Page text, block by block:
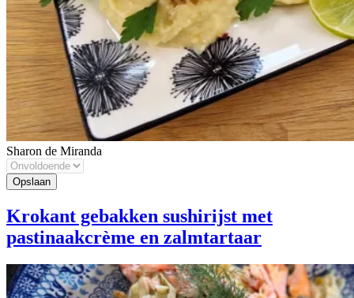
Sharon de Miranda
Krokant gebakken sushirijst met
pastinaakcrème en zalmtartaar